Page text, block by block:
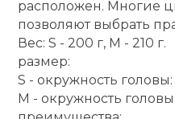
и тренерский
и защита
оборудование
расположен. Многие
позволяют выбрать
Вес: S - 200 г, M - 210 г.
размер:
S - окружность
М - окружность